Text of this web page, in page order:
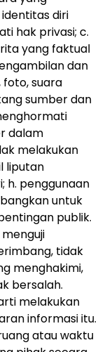
diri
hak privasi; c.
yang faktual
dan
suara
sumber dan
dalam
melakukan
liputan
h. penggunaan
untuk
publik.
tidak
menghakimi,
bersalah.
melakukan
informasi itu.
atau waktu